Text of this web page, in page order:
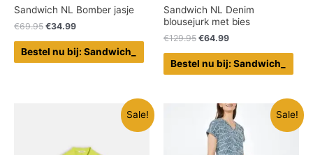
Sandwich NL Bomber jasje
€69.95 €34.99
Bestel nu bij: Sandwich_
Sandwich NL Denim
blousejurk met bies
€129.95 €64.99
Bestel nu bij: Sandwich_
Sale! Sale!